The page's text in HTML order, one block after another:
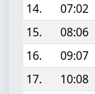
14.
07:02
15.
08:06
16.
09:07
17.
10:08